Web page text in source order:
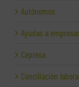
Autónomos
Ayudas a
Cepresa
Conciliación laboral